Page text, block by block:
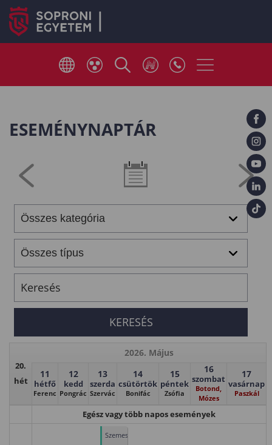
ESEMÉNYNAPTÁR
20.
hét
2026. Május
11
hétfő
Ferenc
12
kedd
Pongrác
13
szerda
Szervác
14
csütörtök
Bonifác
15
péntek
Zsófia
16
szombat
Botond,
Mózes
17
vasárnap
Paszkál
Egész vagy több napos események
Szemeszterzáró